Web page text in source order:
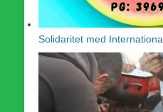
Solidaritet med